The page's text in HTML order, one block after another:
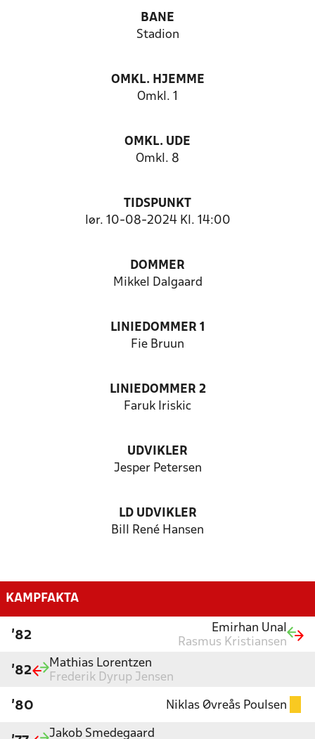
BANE
Stadion
OMKL. HJEMME
Omkl. 1
OMKL. UDE
Omkl. 8
TIDSPUNKT
lør. 10-08-2024 Kl. 14:00
DOMMER
Mikkel Dalgaard
LINIEDOMMER 1
Fie Bruun
LINIEDOMMER 2
Faruk Iriskic
UDVIKLER
Jesper Petersen
LD UDVIKLER
Bill René Hansen
KAMPFAKTA
'82
Emirhan Unal
Rasmus Kristiansen
'82
Mathias Lorentzen
Frederik Dyrup Jensen
'80 Niklas Øvreås Poulsen
Jakob Smedegaard